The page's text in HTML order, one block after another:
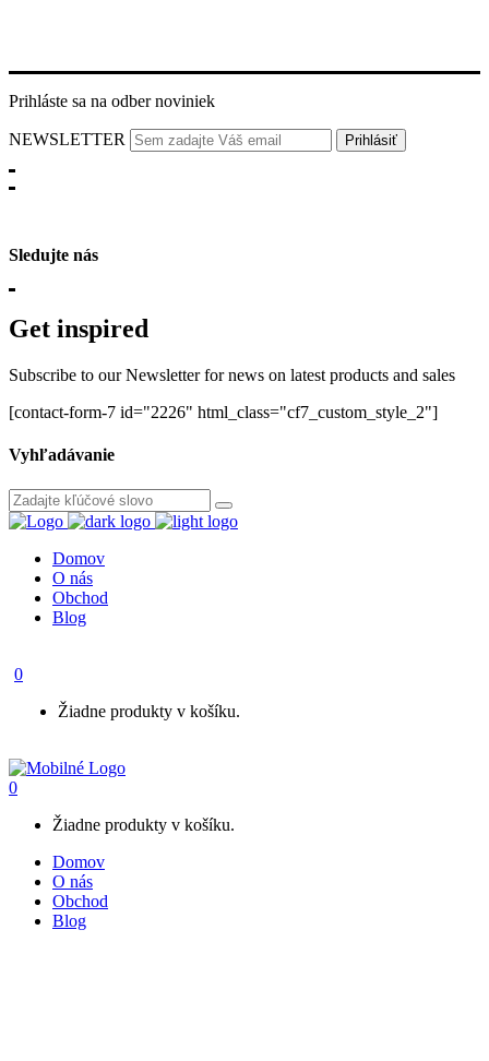
Prihláste sa na odber noviniek
NEWSLETTER
Sledujte nás
Get inspired
Subscribe to our Newsletter for news on latest products and sales
[contact-form-7 id="2226" html_class="cf7_custom_style_2"]
Vyhľadávanie
Domov
O nás
Obchod
Blog
0
Žiadne produkty v košíku.
0
Žiadne produkty v košíku.
Domov
O nás
Obchod
Blog